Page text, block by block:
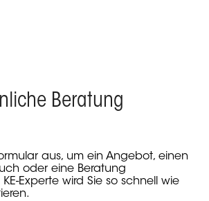
Beratung
aus, um ein Angebot, einen
oder eine Beratung
Experte wird Sie so schnell wie